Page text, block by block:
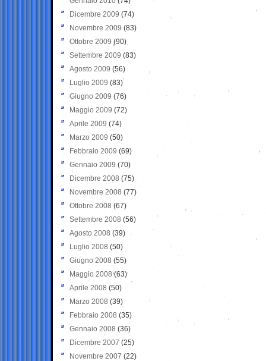
Dicembre 2009 (74)
Novembre 2009 (83)
Ottobre 2009 (90)
Settembre 2009 (83)
Agosto 2009 (56)
Luglio 2009 (83)
Giugno 2009 (76)
Maggio 2009 (72)
Aprile 2009 (74)
Marzo 2009 (50)
Febbraio 2009 (69)
Gennaio 2009 (70)
Dicembre 2008 (75)
Novembre 2008 (77)
Ottobre 2008 (67)
Settembre 2008 (56)
Agosto 2008 (39)
Luglio 2008 (50)
Giugno 2008 (55)
Maggio 2008(63)
Aprile 2008 (50)
Marzo 2008 (39)
Febbraio 2008 (35)
Gennaio 2008 (36)
Dicembre 2007 (25)
Novembre 2007 (22)